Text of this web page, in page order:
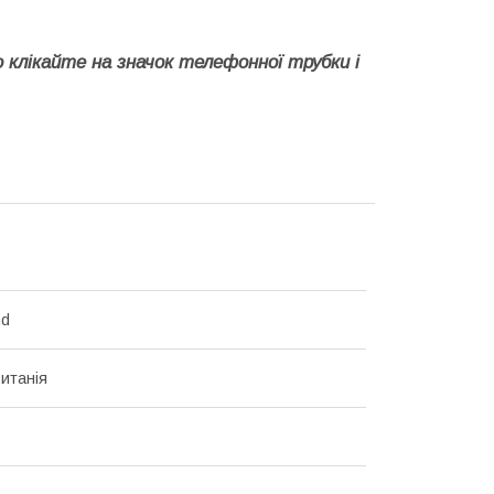
на значок телефонної трубки і